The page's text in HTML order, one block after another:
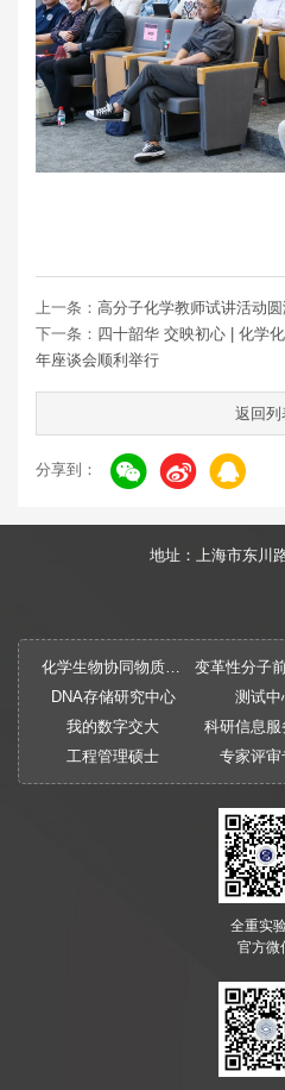
上一条： 高分子化学教师试讲活动
下一条： 四十韶华 交映初心 | 化学
年座谈会顺利举行
返回列
分享到：
地址：上海市东川
化学生物协同物质创制全国重点实验室
DNA存储研究中心
测试中
我的数字交大
科研信息服
工程管理硕士
专家评审
全重实
官方微